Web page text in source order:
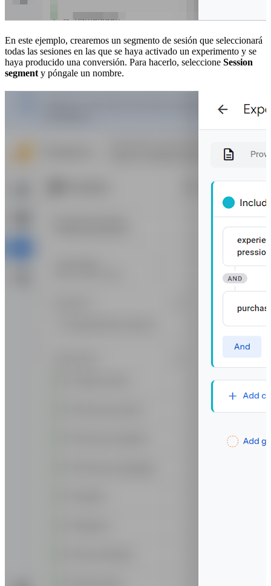
En este ejemplo, crearemos un segmento de sesión que seleccionará
todas las sesiones en las que se haya activado un experimento y se
haya producido una conversión. Para hacerlo, seleccione Session
segment y póngale un nombre.